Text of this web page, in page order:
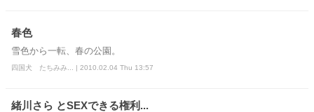
春色
雪色から一転、春の公園。
四国犬 たちみみ... | 2010.02.04 Thu 13:57
緒川さら とSEXできる権利...